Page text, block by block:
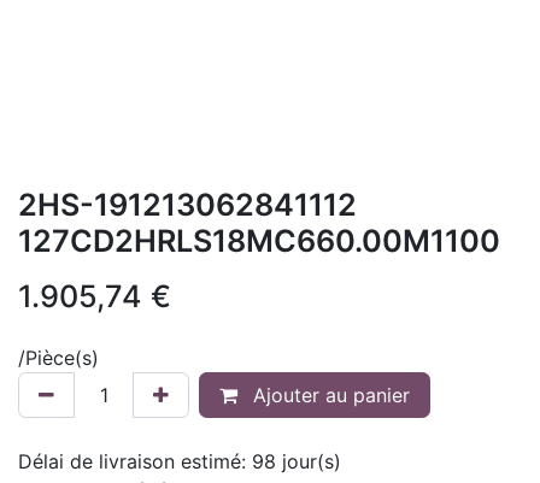
2HS-191213062841112
127CD2HRLS18MC660.00M1100
1.905,74 €
/Pièce(s)
Ajouter au panier
Délai de livraison estimé: 98 jour(s)